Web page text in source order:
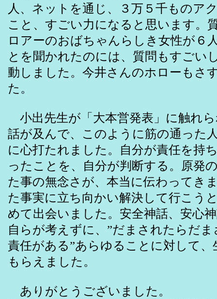
人、ネットを通じ、３万５千ものア
こと、すごい力になると思います。
ロアーのおばちゃんらしき女性が６
とを聞かれたのには、質問もすごい
動しました。今井さんのホローもさ
た。
小出先生が「大本営発表」に触れ
話が及んで、このように筋の通った
に心打たれました。自分が責任を持
ったことを、自分が判断する。原発
た事の無念さが、本当に伝わってき
た事実に立ち向かい解決して行こう
めて出会いました。安全神話、安心
自らが考えずに、”だまされたらだ
責任がある”あらゆることに対して、
もらえました。
ありがとうございました。